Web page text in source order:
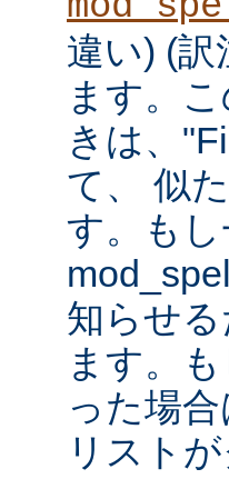
違い) (
ます。
きは、
て、 似
す。も
知らせ
ます。
った場
リスト